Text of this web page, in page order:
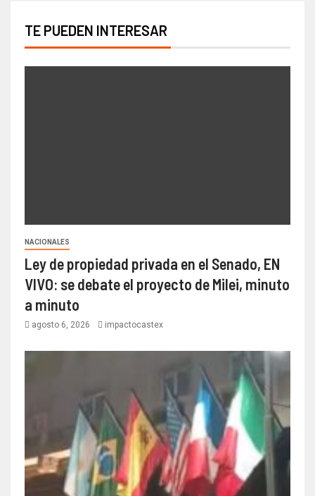
TE PUEDEN INTERESAR
NACIONALES
Ley de propiedad privada en el Senado, EN
VIVO: se debate el proyecto de Milei, minuto
a minuto
agosto 6, 2026 impactocastex